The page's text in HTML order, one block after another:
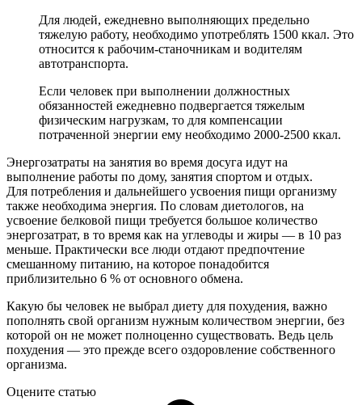
Для людей, ежедневно выполняющих предельно
тяжелую работу, необходимо употреблять 1500 ккал. Это
относится к рабочим-станочникам и водителям
автотранспорта.
Если человек при выполнении должностных
обязанностей ежедневно подвергается тяжелым
физическим нагрузкам, то для компенсации
потраченной энергии ему необходимо 2000-2500 ккал.
Энергозатраты на занятия во время досуга идут на
выполнение работы по дому, занятия спортом и отдых.
Для потребления и дальнейшего усвоения пищи организму
также необходима энергия. По словам диетологов, на
усвоение белковой пищи требуется большое количество
энергозатрат, в то время как на углеводы и жиры — в 10 раз
меньше. Практически все люди отдают предпочтение
смешанному питанию, на которое понадобится
приблизительно 6 % от основного обмена.
Какую бы человек не выбрал диету для похудения, важно
пополнять свой организм нужным количеством энергии, без
которой он не может полноценно существовать. Ведь цель
похудения — это прежде всего оздоровление собственного
организма.
Оцените статью